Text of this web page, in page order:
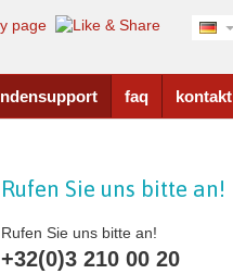
faq kontakt
Rufen Sie uns bitte an!
Rufen Sie uns bitte an!
+32(0)3 210 00 20